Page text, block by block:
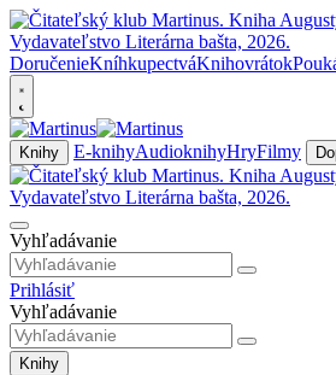
DoručenieKníhkupectváKnihovrátok
Knihy E-knihyAudioknihyHryFilmy
Vyhľadávanie
Prihlásiť
Vyhľadávanie
Knihy